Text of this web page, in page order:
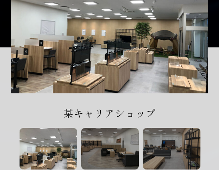
COMPANY
024-572-6222
電話受付時間 / 平日9:00-17:00
フォーム
某キャリアショップ